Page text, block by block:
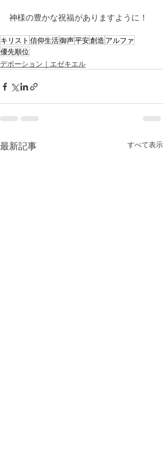
神様の豊かな祝福がありますように！
キリスト 信仰生活御声平安創造 アルファ
優先順位
デボーション｜エゼキエル
最新記事 すべて表示